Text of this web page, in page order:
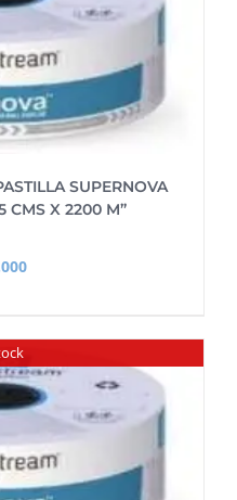
SUPERNOVA
CMS X 2200 M”